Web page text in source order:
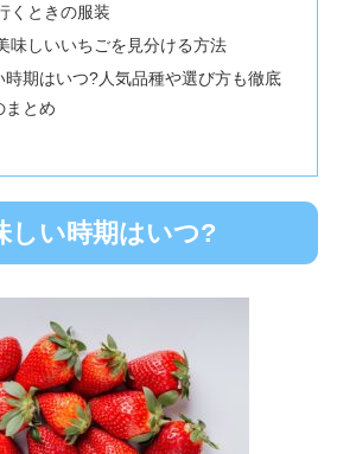
くときの服装
味しいいちごを見分ける方法
時期はいつ?人気品種や選び方も徹底
まとめ
しい時期はいつ?